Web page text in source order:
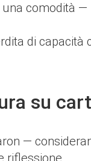
comodità
di
su
—
riflessione.